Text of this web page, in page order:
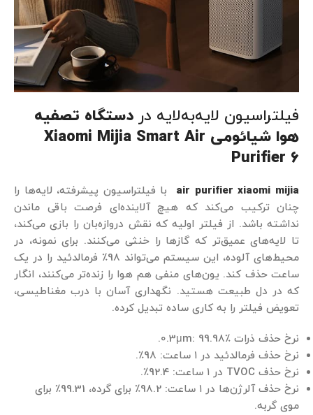
فیلتراسیون لایه‌به‌لایه در دستگاه تصفیه
هوا شیائومی Xiaomi Mijia Smart Air
Purifier 6
air purifier xiaomi mijia
با فیلتراسیون پیشرفته، لایه‌ها را
چنان ترکیب می‌کند که هیچ آلاینده‌ای فرصت باقی ماندن
نداشته باشد. از فیلتر اولیه که نقش دروازه‌بان را بازی می‌کند،
تا لایه‌های عمیق‌تر که گازها را خنثی می‌کنند. برای نمونه، در
محیط‌های آلوده، این سیستم می‌تواند 98٪ فرمالدئید را در یک
ساعت حذف کند. یون‌های منفی هم هوا را زنده‌تر می‌کنند، انگار
که در دل طبیعت هستید. نگهداری آسان با درب مغناطیسی،
تعویض فیلتر را به کاری ساده تبدیل کرده.
نرخ حذف ذرات 0.3μm: 99.98٪.
نرخ حذف فرمالدئید در ۱ ساعت: 98٪.
نرخ حذف TVOC در ۱ ساعت: 92.4٪.
نرخ حذف آلرژن‌ها در ۱ ساعت: 98.2٪ برای گرده، 99.31٪ برای
موی گربه.